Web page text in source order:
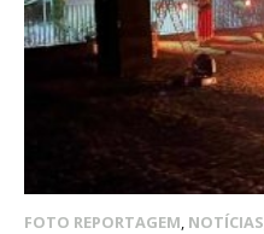
FOTO REPORTAGEM NOTÍCIAS